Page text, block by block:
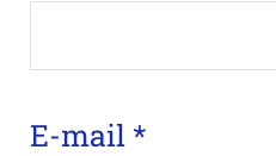
E-mail *